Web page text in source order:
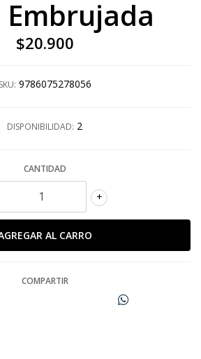
Embrujada
$20.900
SKU: 9786075278056
DISPONIBILIDAD: 2
CANTIDAD
+
COMPARTIR